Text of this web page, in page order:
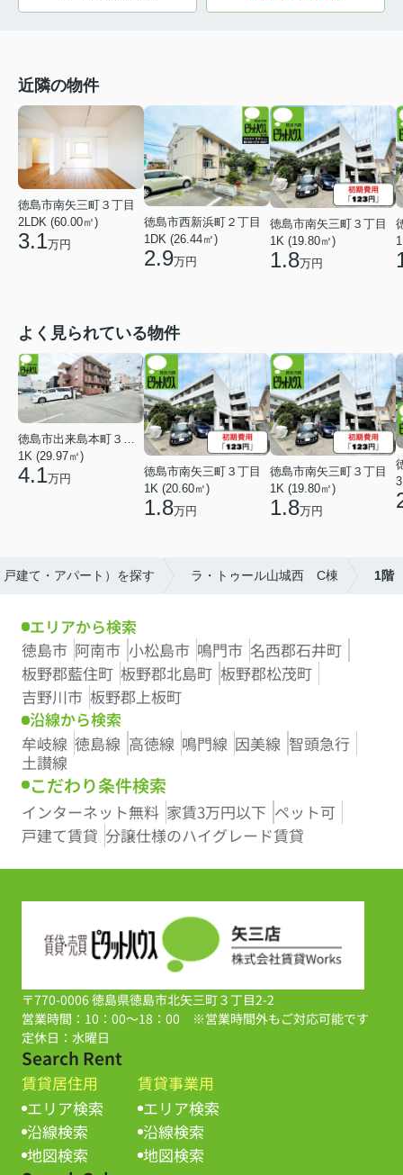
近隣の物件
徳島市南矢三町３丁目
2LDK (60.00㎡)
3.1万円
徳島市西新浜町２丁目
1DK (26.44㎡)
2.9万円
徳島市南矢三町３丁目
1K (19.80㎡)
1.8万円
よく見られている物件
徳島市出来島本町３丁目
1K (29.97㎡)
4.1万円
徳島市南矢三町３丁目
1K (20.60㎡)
1.8万円
徳島市南矢三町３丁目
1K (19.80㎡)
1.8万円
建て・アパート）を探す ラ・トゥール山城西 C棟 1階
エリアから検索
徳島市 阿南市 小松島市 鳴門市 名西郡石井町
板野郡藍住町 板野郡北島町 板野郡松茂町
吉野川市 板野郡上板町
沿線から検索
牟岐線 徳島線 高徳線 鳴門線 因美線 智頭急行
土讃線
こだわり条件検索
インターネット無料 家賃3万円以下 ペット可
戸建て賃貸 分譲仕様のハイグレード賃貸
〒770-0006 徳島県徳島市北矢三町３丁目2-2
営業時間：10：00～18：00 ※営業時間外もご対応可能です
定休日：水曜日
Search Rent
賃貸居住用
エリア検索
沿線検索
地図検索
賃貸事業用
エリア検索
沿線検索
地図検索